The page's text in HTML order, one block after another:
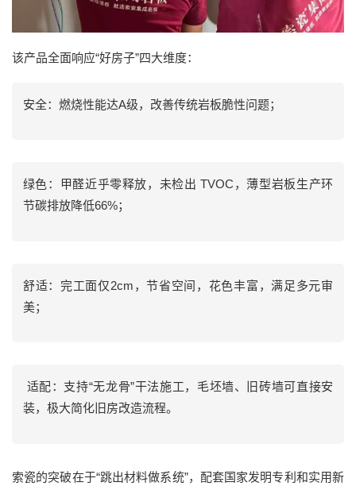
该产品全面响应“好房子”四大维度：
安全：燃烧性能达A级，改善传统岩板脆性问题；
绿色：甲醛近乎零释放，未检出 TVOC，薄型岩板生产环
节碳排放降低66%；
舒适：完工面仅2cm，节省空间，花色丰富，满足多元审
美；
适配：支持“无龙骨”干法施工，毛坯墙、旧砖墙可直接安
装，极大简化旧房改造流程。
索瓷的突破在于“跳出材料做系统”，配套国家发明专利和实用新